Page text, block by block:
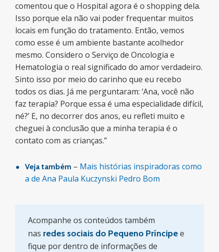
comentou que o Hospital agora é o shopping dela.
Isso porque ela não vai poder frequentar muitos
locais em função do tratamento. Então, vemos
como esse é um ambiente bastante acolhedor
mesmo. Considero o Serviço de Oncologia e
Hematologia o real significado do amor verdadeiro.
Sinto isso por meio do carinho que eu recebo
todos os dias. Já me perguntaram: ‘Ana, você não
faz terapia? Porque essa é uma especialidade difícil,
né?’ E, no decorrer dos anos, eu refleti muito e
cheguei à conclusão que a minha terapia é o
contato com as crianças.”
Veja também – Mais histórias inspiradoras como
a de Ana Paula Kuczynski Pedro Bom
Acompanhe os conteúdos também
nas redes sociais do Pequeno Príncipee
fique por dentro de informações de